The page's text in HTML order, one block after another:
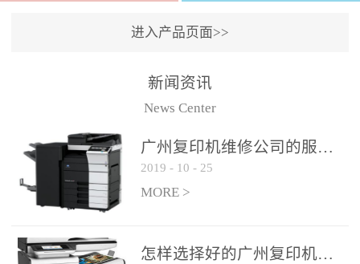
进入产品页面>>
新闻资讯
News Center
广州复印机维修公司的服务如何?
2019 - 10 - 25
MORE >
怎样选择好的广州复印机维修公司?